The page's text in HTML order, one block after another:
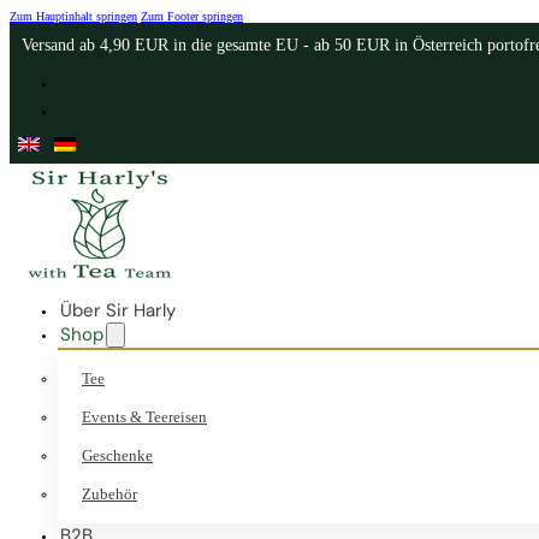
Zum Hauptinhalt springen Zum Footer springen
Versand ab 4,90 EUR in die gesamte EU - ab 50 EUR in Österreich
Über Sir Harly
Shop
Tee
Events & Teereisen
Geschenke
Zubehör